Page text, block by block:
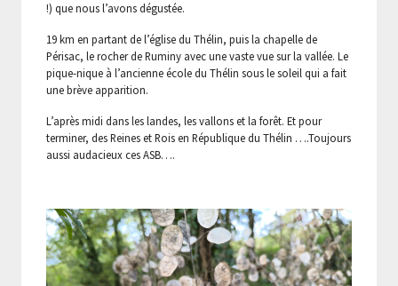
!) que nous l’avons dégustée.
19 km en partant de l’église du Thélin, puis la chapelle de
Périsac, le rocher de Ruminy avec une vaste vue sur la vallée. Le
pique-nique à l’ancienne école du Thélin sous le soleil qui a fait
une brève apparition.
L’après midi dans les landes, les vallons et la forêt. Et pour
terminer, des Reines et Rois en République du Thélin ….Toujours
aussi audacieux ces ASB….